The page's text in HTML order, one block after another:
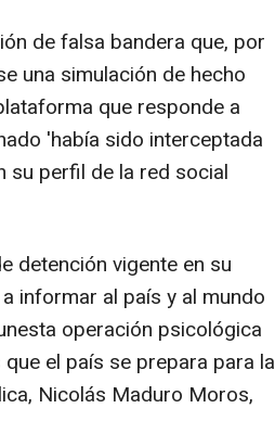
de falsa bandera que, por
una simulación de hecho
que responde a
'había sido interceptada
su perfil de la red social
detención vigente en su
informar al país y al mundo
operación psicológica
el país se prepara para la
Nicolás Maduro Moros,